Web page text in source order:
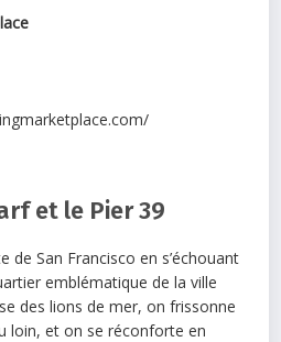
et le Pier 39
de San Francisco en s’échouant
emblématique de la ville
des lions de mer, on frissonne
loin, et on se réconforte en